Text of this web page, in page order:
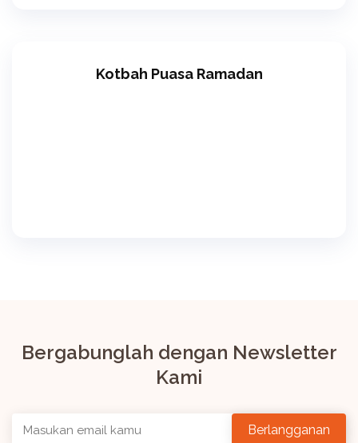
Kotbah Puasa Ramadan
Bergabunglah dengan Newsletter
Kami